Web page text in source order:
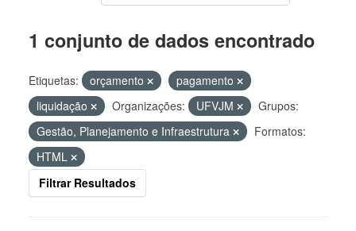
1 conjunto de dados encontrado
Etiquetas: orçamento
pagamento
liquidação
Organizações: UFVJM
Grupos:
Gestão, Planejamento e Infraestrutura
Formatos:
HTML
Filtrar Resultados